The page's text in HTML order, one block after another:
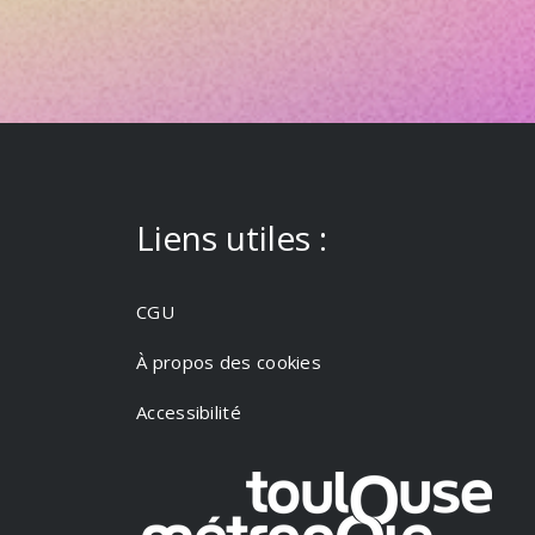
Liens utiles :
CGU
À propos des cookies
Accessibilité